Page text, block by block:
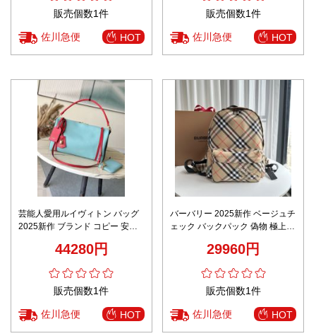
販売個数1件
佐川急便 HOT
販売個数1件
佐川急便 HOT
芸能人愛用ルイヴィトン バッグ
2025新作 ブランド コピー 安全
う 秘密厳守配送44280円
販売個数1件
佐川急便 HOT
バーバリー 2025新作 ベージュチ
ェック バックパック 偽物 極上の
29960円
販売個数1件
佐川急便 HOT